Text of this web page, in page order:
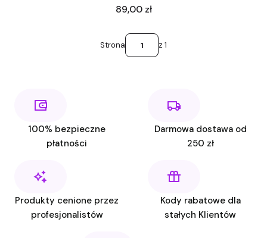
Cena
89,00 zł
Strona z 1
100% bezpieczne
płatności
Darmowa dostawa od
250 zł
Produkty cenione przez
profesjonalistów
Kody rabatowe dla
stałych Klientów